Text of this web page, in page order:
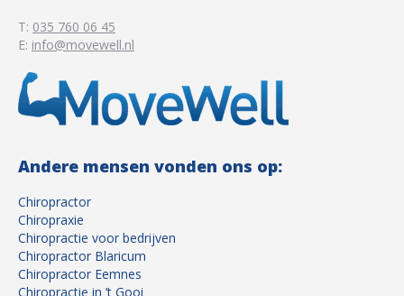
T: 035 760 06 45
E: info@movewell.nl
Andere mensen vonden ons op:
Chiropractor
Chiropraxie
Chiropractie voor bedrijven
Chiropractor Blaricum
Chiropractor Eemnes
Chiropractie in ’t Gooi